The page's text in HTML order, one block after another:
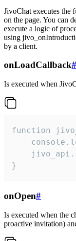
JivoChat executes the
on the page. You can
execute a logic of
using
by a client.
onLoadCallback#
Is executed when
function
}
onOpen#
Is executed when the
proactive invitation)